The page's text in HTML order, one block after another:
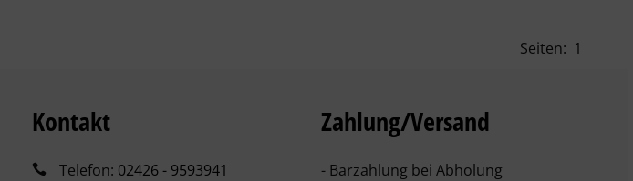
Seiten: 1
Kontakt
Telefon: 02426 - 9593941
Zahlung/Versand
- Barzahlung bei Abholung